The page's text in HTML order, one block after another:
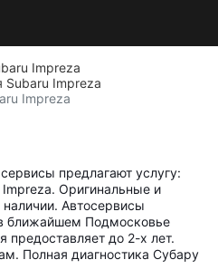
Impreza
Subaru Impreza
Impreza
предлагают услугу:
Impreza. Оригинальные и
Автосервисы
ближайшем Подмосковье
предоставляет до 2-х лет.
Полная диагностика Субару